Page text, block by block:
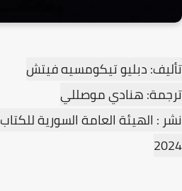
تأليف: دبليو تيكومسيه فيتش
ترجمة: هنادي موصللي
نشر : الهيئة العامة السورية للكتاب
2024